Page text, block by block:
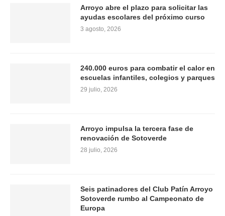
Arroyo abre el plazo para solicitar las
ayudas escolares del próximo curso
3 agosto, 2026
240.000 euros para combatir el calor en
escuelas infantiles, colegios y parques
29 julio, 2026
Arroyo impulsa la tercera fase de
renovación de Sotoverde
28 julio, 2026
Seis patinadores del Club Patín Arroyo
Sotoverde rumbo al Campeonato de
Europa